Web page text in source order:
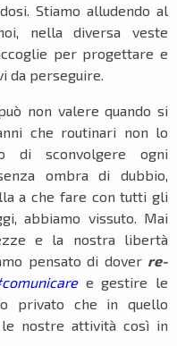
Stiamo alludendo al
nella diversa veste
per progettare e
da perseguire.
non valere quando si
che routinari non lo
di sconvolgere ogni
ombra di dubbio,
a che fare con tutti gli
abbiamo vissuto. Mai
e la nostra libertà
pensato di dover re-
e gestire le
privato che in quello
nostre attività così in